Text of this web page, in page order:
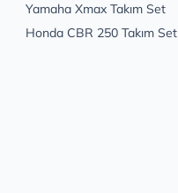
Yamaha Xmax Takım Set
Honda CBR 250 Takım Set